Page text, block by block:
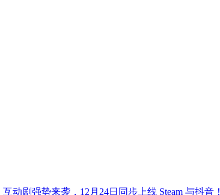
动剧强势来袭，12月24日同步上线 Steam 与抖音！